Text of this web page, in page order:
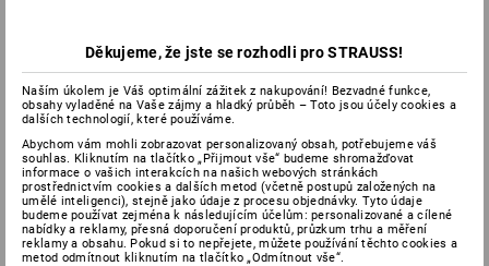
Děkujeme, že jste se rozhodli pro STRAUSS!
Naším úkolem je Váš optimální zážitek z nakupování! Bezvadné funkce,
obsahy vyladěné na Vaše zájmy a hladký průběh – Toto jsou účely cookies a
dalších technologií, které používáme.
Abychom vám mohli zobrazovat personalizovaný obsah, potřebujeme váš
souhlas. Kliknutím na tlačítko „Přijmout vše“ budeme shromažďovat
informace o vašich interakcích na našich webových stránkách
prostřednictvím cookies a dalších metod (včetně postupů založených na
umělé inteligenci), stejně jako údaje z procesu objednávky. Tyto údaje
budeme používat zejména k následujícím účelům: personalizované a cílené
nabídky a reklamy, přesná doporučení produktů, průzkum trhu a měření
reklamy a obsahu. Pokud si to nepřejete, můžete používání těchto cookies a
metod odmítnout kliknutím na tlačítko „Odmítnout vše“.